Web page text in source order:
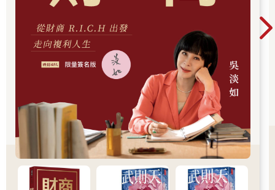
通過後，有了更大的契機。不同於「誌村鑑」兼具微地方誌與口
袋旅遊書的赤崁書寫，海委會計畫所支持的是更深入丁香漁業，
對赤崁罾位漁場知識與文化的紀錄整理。站在過去多年執行白沙
鄉舢舨漁業文化調查（2020，澎湖縣文化局）、 教育部USR「與
海為生」計畫（2023-2024）、 國科會「誰的海？」專題計畫
（202208-202407）所打下的基礎上，海委會海洋文化領航計畫
「咬山辦與罾位輪值：赤崁丁香漁業的用海知識」（2025）最終
促成本書的出版。
集眾人之力，綿延十數年的海上與村落調查計畫
因此，除了要深深感謝這些計畫的支持外，也要特別謝謝所有協
助進入赤崁田野訪談學習的耆老船長。宋船長與月雲大姊不在話